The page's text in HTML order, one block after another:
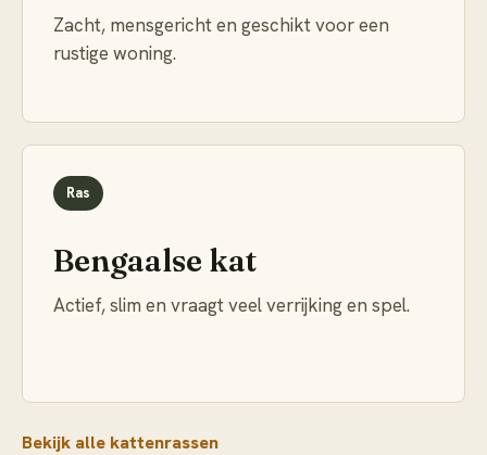
Zacht, mensgericht en geschikt voor een
rustige woning.
Ras
Bengaalse kat
Actief, slim en vraagt veel verrijking en spel.
Bekijk alle kattenrassen